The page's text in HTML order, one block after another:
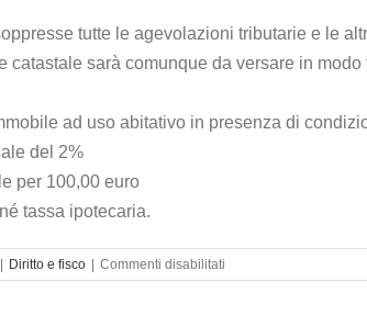
tutte le agevolazioni tributarie e le
catastale sarà comunque da versare in
ad uso abitativo in presenza di
del 2%
per 100,00 euro
tassa ipotecaria.
Diritto e fisco Commenti disabilitati
Commercialista